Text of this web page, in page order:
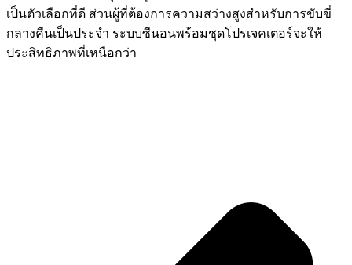
เป็นตัวเลือกที่ดี ส่วนผู้ที่ต้องการความสว่างสูงสำหรับการขับขี่
กลางคืนเป็นประจำ ระบบซีนอนพร้อมชุดโปรเจคเตอร์จะให้
ประสิทธิภาพที่เหนือกว่า